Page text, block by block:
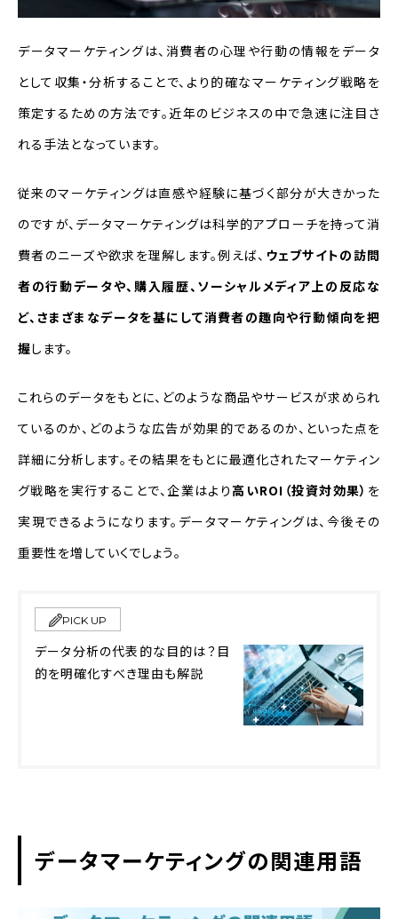
データマーケティングを成功させるポイ
ント
データ収集の目的の明確化
データ分析に精通した担当者をつける
データマーケティングツールの活用
「データマーケティング」の成功事例
カシオ計算機株式会社の事例
日本ケンタッキー・フライド・チキン株
データマーケティングに関するよくある
質問（FAQ）
まとめ
データマーケティングは、消費者の心理や行動の情報をデータ
として収集・分析することで、より的確なマーケティング戦略を
策定するための方法です。近年のビジネスの中で急速に注目さ
れる手法となっています。
従来のマーケティングは直感や経験に基づく部分が大きかった
のですが、データマーケティングは科学的アプローチを持って消
費者のニーズや欲求を理解します。例えば、 ウェブサイトの訪問
者の行動データや、購入履歴、ソーシャルメディア上の反応な
ど、さまざまなデータを基にして消費者の趣向や行動傾向を把
握します。
これらのデータをもとに、どのような商品やサービスが求められ
ているのか、どのような広告が効果的であるのか、といった点を
詳細に分析します。その結果をもとに最適化されたマーケティン
グ戦略を実行することで、企業はより高いROI（投資対効果） を
実現できるようになります。データマーケティングは、今後その
重要性を増していくでしょう。
PICK UP
データ分析の代表的な目的は？目
的を明確化すべき理由も解説
データマーケティングの関連用語